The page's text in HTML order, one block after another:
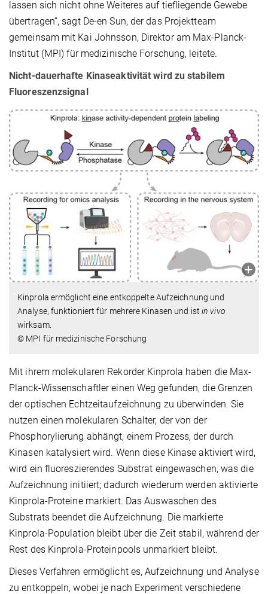
lassen sich nicht ohne Weiteres auf tiefliegende Gewebe
übertragen“, sagt De-en Sun, der das Projektteam
gemeinsam mit Kai Johnsson, Direktor am Max-Planck-
Institut (MPI) für medizinische Forschung, leitete.
Nicht-dauerhafte Kinaseaktivität wird zu stabilem
Fluoreszenzsignal
Kinprola ermöglicht eine entkoppelte Aufzeichnung und
Analyse, funktioniert für mehrere Kinasen und istin vivo
wirksam.
© MPI für medizinische Forschung
Mit ihrem molekularen Rekorder Kinprola haben die Max-
Planck-Wissenschaftler einen Weg gefunden, die Grenzen
der optischen Echtzeitaufzeichnung zu überwinden. Sie
nutzen einen molekularen Schalter, der von der
Phosphorylierung abhängt, einem Prozess, der durch
Kinasen katalysiert wird. Wenn diese Kinase aktiviert wird,
wird ein fluoreszierendes Substrat eingewaschen, was die
Aufzeichnung initiiert; dadurch wiederum werden aktivierte
Kinprola-Proteine markiert. Das Auswaschen des
Substrats beendet die Aufzeichnung. Die markierte
Kinprola-Population bleibt über die Zeit stabil, während der
Rest des Kinprola-Proteinpools unmarkiert bleibt.
Dieses Verfahren ermöglicht es, Aufzeichnung und Analyse
zu entkoppeln, wobei je nach Experiment verschiedene